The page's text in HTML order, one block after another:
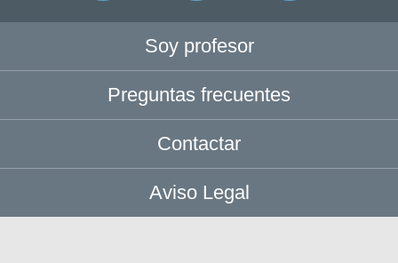
Soy profesor
Preguntas frecuentes
Contactar
Aviso Legal